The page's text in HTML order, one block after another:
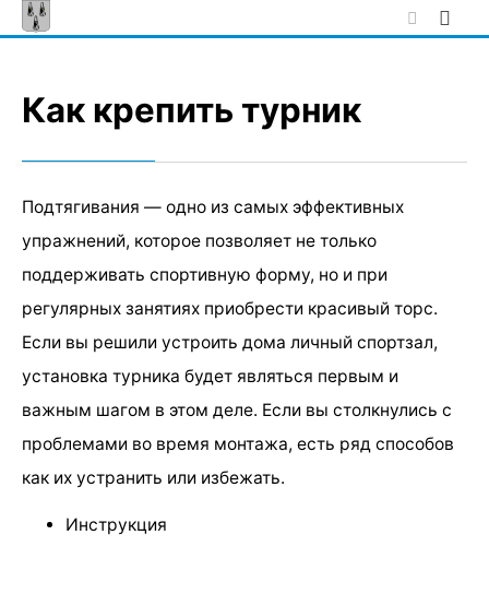
Skip
to
Как крепить турник
Подтягивания — одно из самых эффективных
упражнений, которое позволяет не только
поддерживать спортивную форму, но и при
регулярных занятиях приобрести красивый торс.
Если вы решили устроить дома личный спортзал,
установка турника будет являться первым и
важным шагом в этом деле. Если вы столкнулись с
проблемами во время монтажа, есть ряд способов
как их устранить или избежать.
Инструкция